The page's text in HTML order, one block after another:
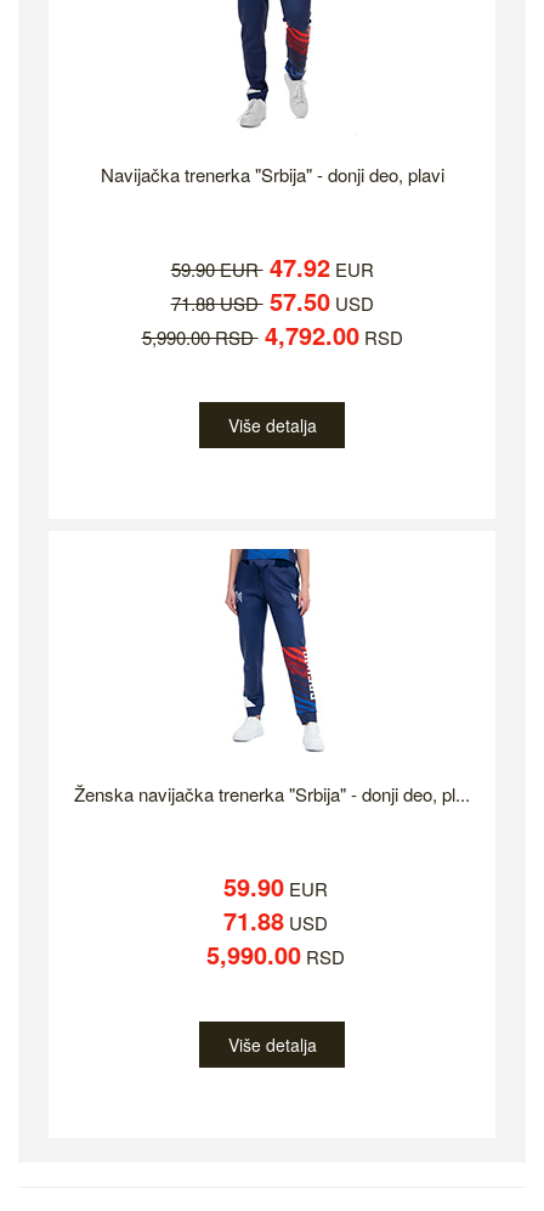
Navijačka trenerka "Srbija" - donji deo, plavi
59.90 EUR 47.92EUR
71.88 USD 57.50USD
5,990.00 RSD 4,792.00RSD
Više detalja
Ženska navijačka trenerka "Srbija" - donji deo, pl...
59.90EUR
71.88USD
5,990.00RSD
Više detalja